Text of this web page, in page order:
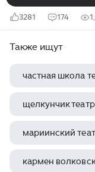
3281 174
Также ищут
частная школа
щелкунчик
мариинский
кармен